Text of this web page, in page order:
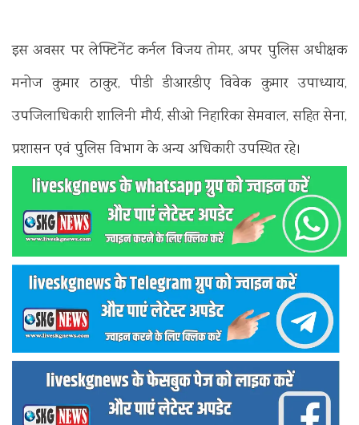
इस अवसर पर लेफ्टिनेंट कर्नल विजय तोमर, अपर पुलिस अधीक्षक
मनोज कुमार ठाकुर, पीडी डीआरडीए विवेक कुमार उपाध्याय,
उपजिलाधिकारी शालिनी मौर्य, सीओ निहारिका सेमवाल, सहित सेना,
प्रशासन एवं पुलिस विभाग के अन्य अधिकारी उपस्थित रहे।